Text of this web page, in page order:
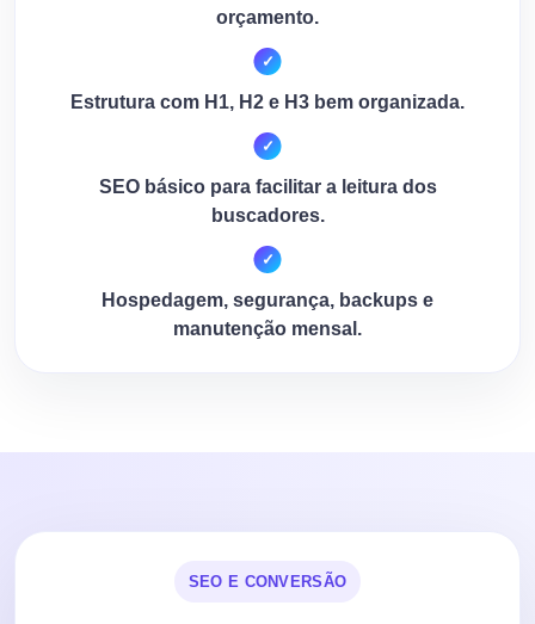
orçamento.
Estrutura com H1, H2 e H3 bem organizada.
SEO básico para facilitar a leitura dos
buscadores.
Hospedagem, segurança, backups e
manutenção mensal.
SEO E CONVERSÃO